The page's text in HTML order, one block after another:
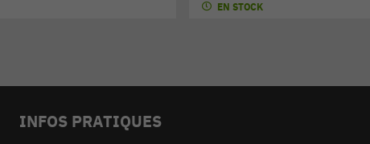
EN STOCK
INFOS PRATIQUES